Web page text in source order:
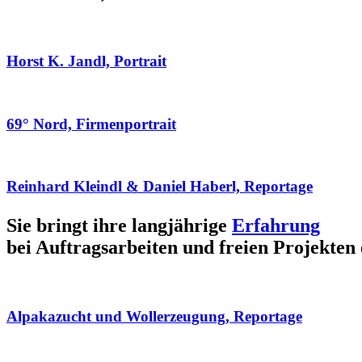
Horst K. Jandl, Portrait
69° Nord, Firmenportrait
Reinhard Kleindl & Daniel Haberl, Reportage
Sie bringt ihre langjährige Erfahrung
bei Auftragsarbeiten und freien Projekten
Alpakazucht und Wollerzeugung, Reportage